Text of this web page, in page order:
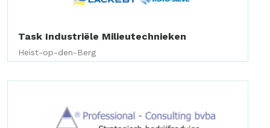
Task Industriële Milieutechnieken
Heist-op-den-Berg